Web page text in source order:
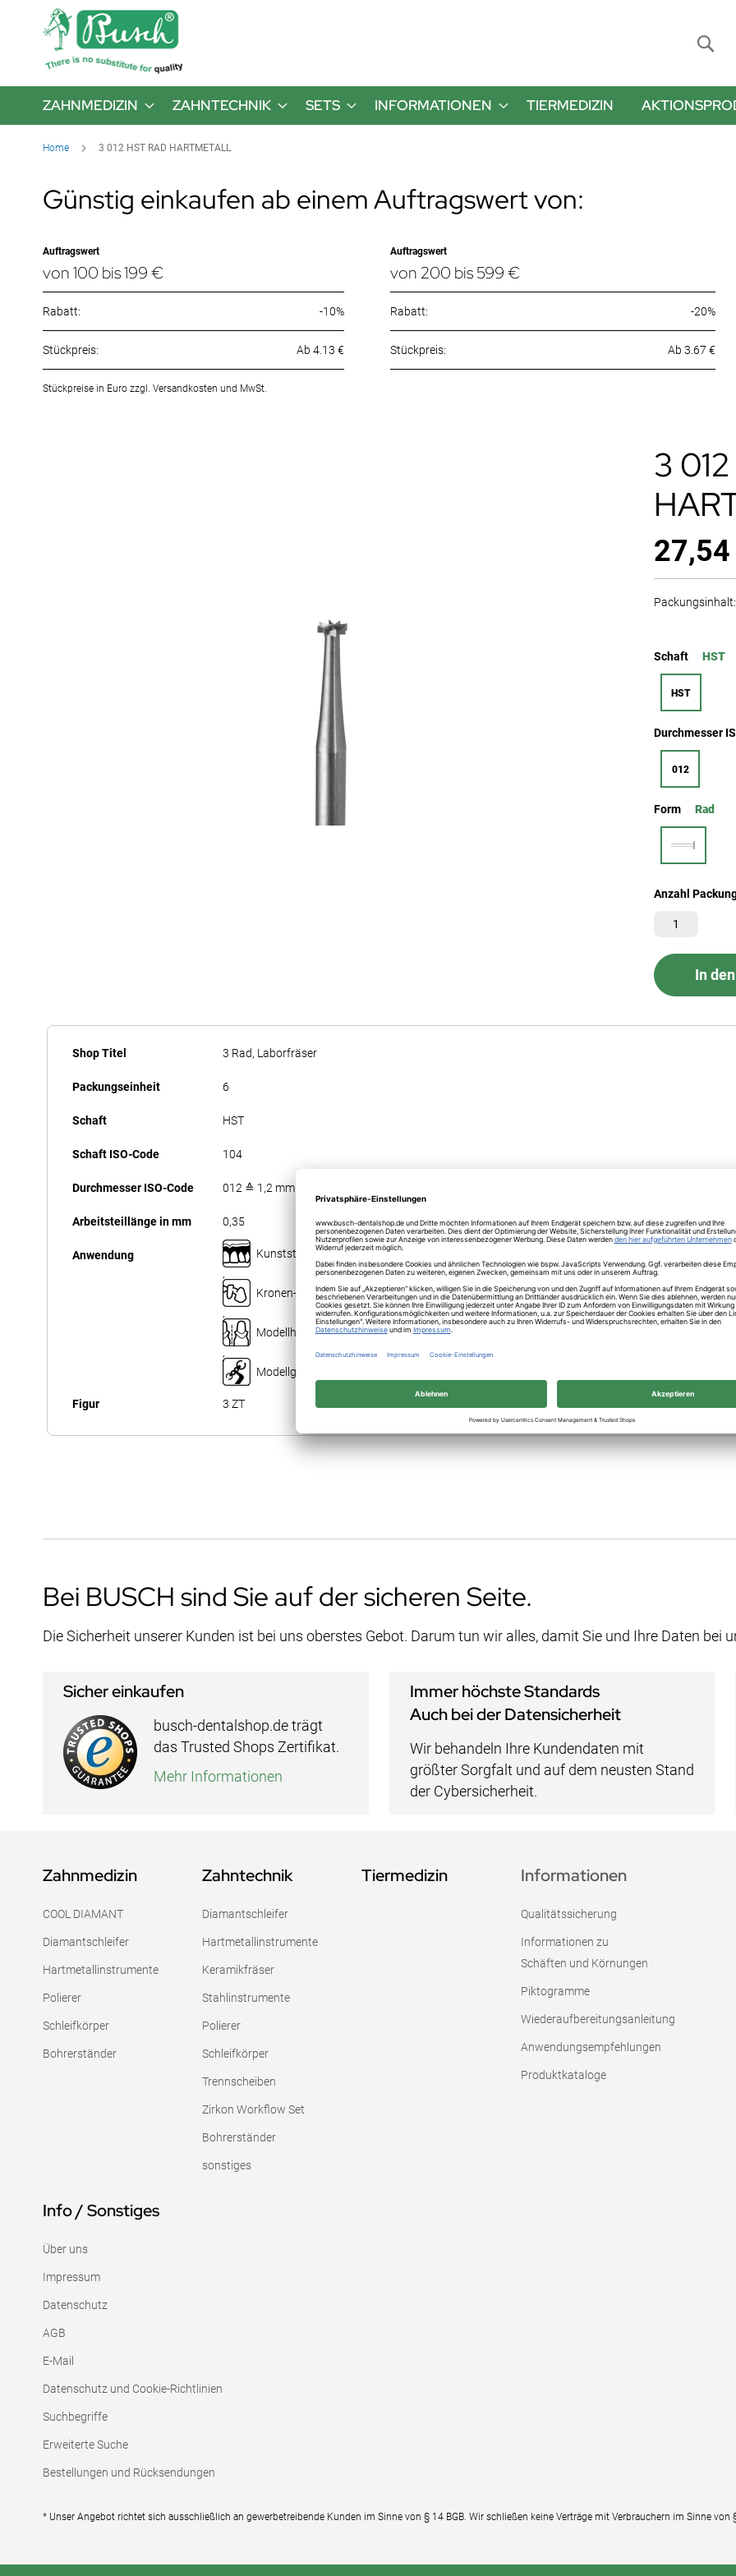
ZAHNMEDIZIN ZAHNTECHNIK SETS INFORMATIONEN TIERMEDIZIN
Home 3 012 HST RAD HARTMETALL
Günstig einkaufen ab einem Auftragswert von:
Auftragswert
von 100 bis 199 €
Auftragswert
von 200 bis 599 €
Rabatt: -10% Rabatt: -20%
Ab 4.13 € Ab 3.67 €
Stückpreise in Euro zzgl. Versandkosten und MwSt.
3
27,54
Schaft HST
HST
Durchmesser
012
Form Rad
Anzahl
In
Anfang
springen
Mehr
Shop Titel 3 Rad, Laborfräser
Packungseinheit 6
Schaft HST
Schaft ISO-Code 104
Durchmesser ISO-Code 012 ≙ 1,2 mm
Arbeitsteillänge in mm 0,35
Anwendung
Kunststofftechnik
,
Kronen- und Brückentechnik
,
Modellherstellung
,
Modellgusstechnik
Figur 3 ZT
Bei BUSCH sind Sie auf der sicheren Seite.
Die Sicherheit unserer Kunden ist bei uns oberstes Gebot. Darum tun wir alles, damit Sie und Ihre Daten bei
Sicher einkaufen
busch-dentalshop.de trägt
das Trusted Shops Zertifikat.
Mehr Informationen
Immer höchste Standards
Auch bei der Datensicherheit
Wir behandeln Ihre Kundendaten mit
größter Sorgfalt und auf dem neusten Stand
der Cybersicherheit.
Zahnmedizin
COOL DIAMANT
Diamantschleifer
Hartmetallinstrumente
Polierer
Schleifkörper
Bohrerständer
Zahntechnik
Diamantschleifer
Hartmetallinstrumente
Keramikfräser
Stahlinstrumente
Polierer
Schleifkörper
Trennscheiben
Zirkon Workflow Set
Bohrerständer
sonstiges
Tiermedizin Informationen
Qualitätssicherung
Informationen zu
Schäften und Körnungen
Piktogramme
Wiederaufbereitungsanleitung
Anwendungsempfehlungen
Produktkataloge
Info / Sonstiges
Über uns
Impressum
Datenschutz
AGB
E-Mail
Datenschutz und Cookie-Richtlinien
Suchbegriffe
Erweiterte Suche
Bestellungen und Rücksendungen
* Unser Angebot richtet sich ausschließlich an gewerbetreibende Kunden im Sinne von § 14 BGB. Wir schließen keine Verträge mit Verbrauchern im Sinne von